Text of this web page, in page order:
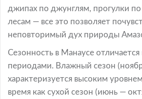
джипах по джунглям, прогулки
лесам — все это позволяет
неповторимый дух природы
Сезонность в Манаусе
периодами. Влажный сезон
характеризуется высоким
время как сухой сезон (июнь —